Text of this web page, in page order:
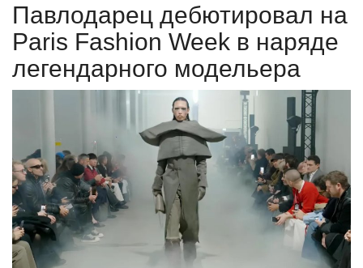
ПАВЛОДАРСКАЯ ОБЛАСТЬ
КАЗАХСТАН
СПЕЦПРОЕКТЫ
СПОРТ
Чек-лист
Павлодарец дебютировал на
Paris Fashion Week в наряде
легендарного модельера